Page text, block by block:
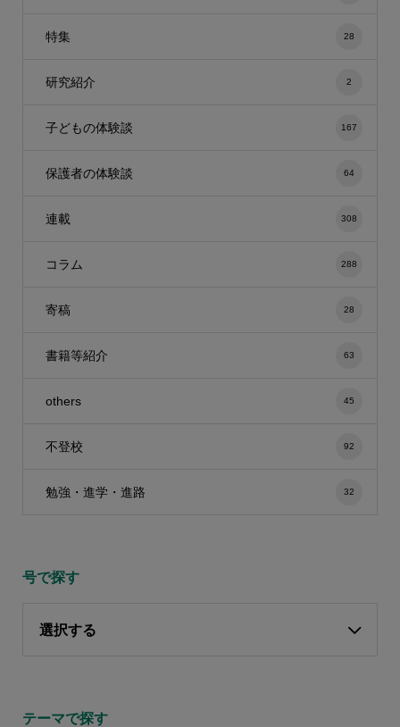
特集 28
研究紹介 2
子どもの体験談 167
保護者の体験談 64
連載 308
コラム 288
寄稿 28
書籍等紹介 63
others 45
不登校 92
勉強・進学・進路 32
号で探す
選択する
テーマで探す